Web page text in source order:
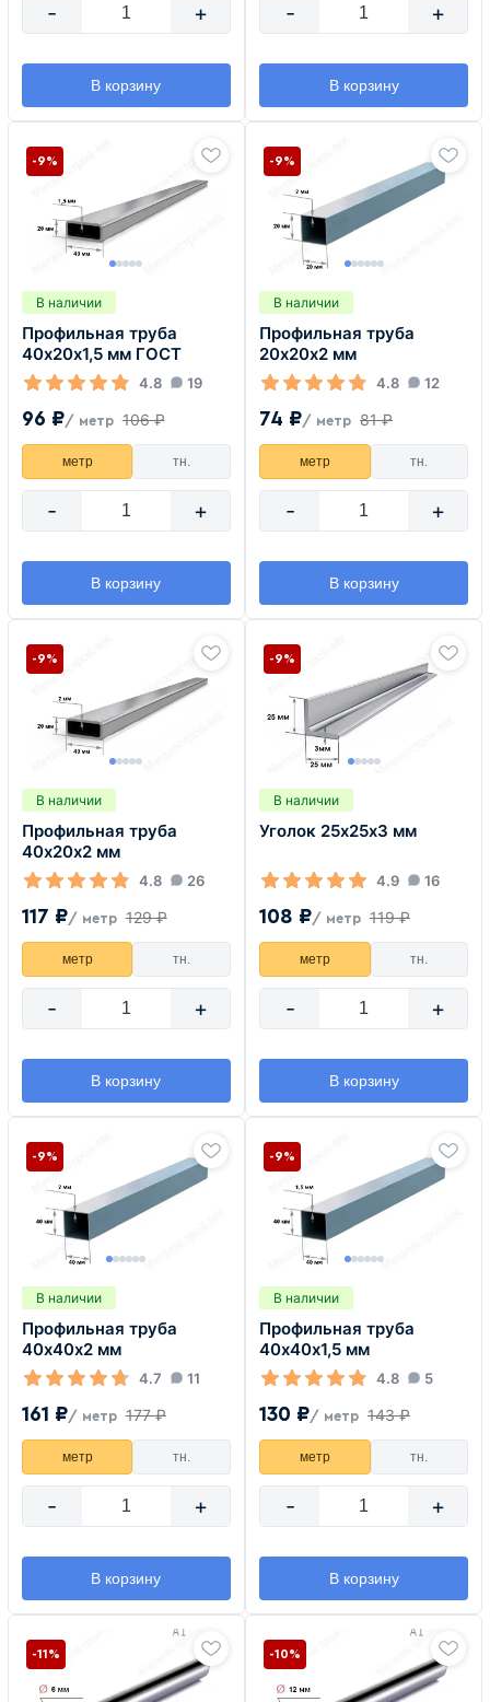
- +
В корзину
- +
В корзину
В наличии
Профильная труба
40х20х1,5 мм ГОСТ
4.8 19
96 ₽/ метр 106 ₽
-9%
метр тн.
- +
В корзину
В наличии
Профильная труба
20х20х2 мм
4.8 12
74 ₽/ метр 81 ₽
-9%
метр тн.
- +
В корзину
В наличии
Профильная труба
40х20х2 мм
4.8 26
117 ₽/ метр 129 ₽
-9%
метр тн.
- +
В корзину
В наличии
Уголок 25х25х3 мм
4.9 16
108 ₽/ метр 119 ₽
-9%
метр тн.
- +
В корзину
В наличии
Профильная труба
40х40х2 мм
4.7 11
161 ₽/ метр 177 ₽
-9%
метр тн.
- +
В корзину
В наличии
Профильная труба
40х40х1,5 мм
4.8 5
130 ₽/ метр 143 ₽
-9%
метр тн.
- +
В корзину
-11% -10%